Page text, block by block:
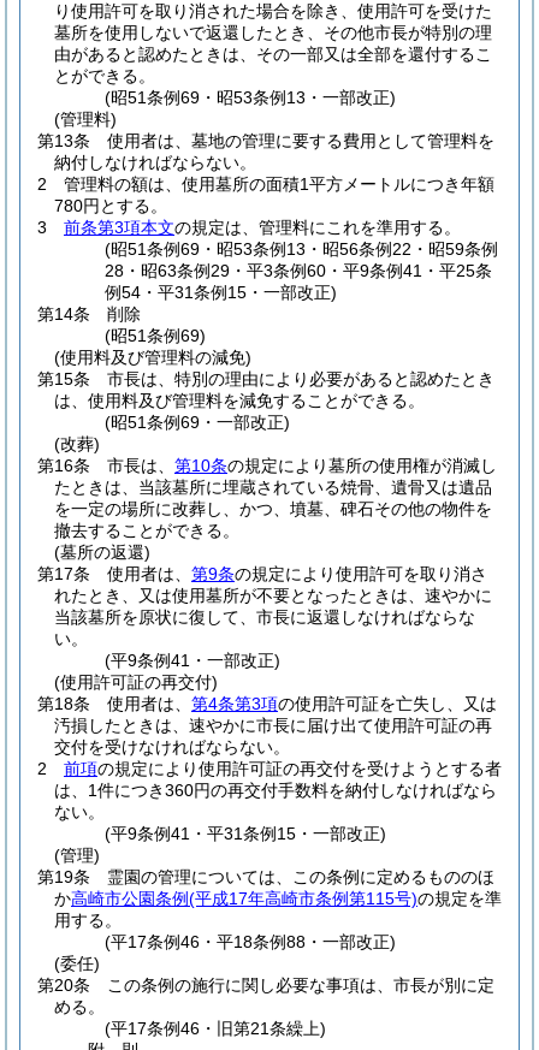
り使用許可を取り消された場合を除き、使用許可を受けた
墓所を使用しないで返還したとき、その他市長が特別の理
由があると認めたときは、その一部又は全部を還付するこ
とができる。
(昭51条例69・昭53条例13・一部改正)
(管理料)
第13条
使用者は、墓地の管理に要する費用として管理料を
納付しなければならない。
2
管理料の額は、使用墓所の面積1平方メートルにつき年額
780円とする。
3
前条第3項本文の規定は、管理料にこれを準用する。
(昭51条例69・昭53条例13・昭56条例22・昭59条例
28・昭63条例29・平3条例60・平9条例41・平25条
例54・平31条例15・一部改正)
第14条
削除
(昭51条例69)
(使用料及び管理料の減免)
第15条
市長は、特別の理由により必要があると認めたとき
は、使用料及び管理料を減免することができる。
(昭51条例69・一部改正)
(改葬)
第16条
市長は、 第10条の規定により墓所の使用権が消滅し
たときは、当該墓所に埋蔵されている焼骨、遺骨又は遺品
を一定の場所に改葬し、かつ、墳墓、碑石その他の物件を
撤去することができる。
(墓所の返還)
第17条
使用者は、 第9条の規定により使用許可を取り消さ
れたとき、又は使用墓所が不要となったときは、速やかに
当該墓所を原状に復して、市長に返還しなければならな
い。
(平9条例41・一部改正)
(使用許可証の再交付)
第18条
使用者は、 第4条第3項の使用許可証を亡失し、又は
汚損したときは、速やかに市長に届け出て使用許可証の再
交付を受けなければならない。
2
前項の規定により使用許可証の再交付を受けようとする者
は、1件につき360円の再交付手数料を納付しなければなら
ない。
(平9条例41・平31条例15・一部改正)
(管理)
第19条
霊園の管理については、この条例に定めるもののほ
か高崎市公園条例(平成17年高崎市条例第115号)の規定を準
用する。
(平17条例46・平18条例88・一部改正)
(委任)
第20条
この条例の施行に関し必要な事項は、市長が別に定
める。
(平17条例46・旧第21条繰上)